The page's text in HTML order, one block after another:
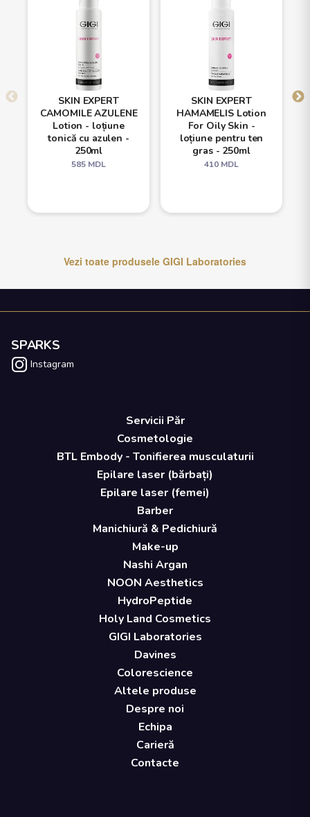
SKIN EXPERT
CAMOMILE AZULENE
Lotion - loțiune
tonică cu azulen -
250ml
585 MDL
SKIN EXPERT
HAMAMELIS Lotion
For Oily Skin -
loțiune pentru ten
gras - 250ml
410 MDL
Vezi toate produsele GIGI Laboratories
SPARKS
Instagram
Servicii Păr
Cosmetologie
BTL Embody - Tonifierea musculaturii
Epilare laser (bărbați)
Epilare laser (femei)
Barber
Manichiură & Pedichiură
Make-up
Nashi Argan
NOON Aesthetics
HydroPeptide
Holy Land Cosmetics
GIGI Laboratories
Davines
Colorescience
Altele produse
Despre noi
Echipa
Carieră
Contacte